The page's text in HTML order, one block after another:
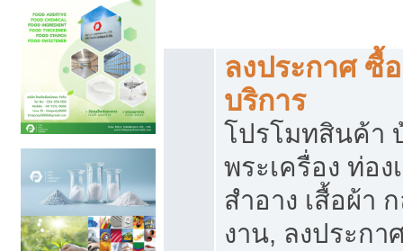
ลงประกาศ ซื้
บริการ
โปรโมทสินค้า
พระเครื่อง ท่อง
สำอาง เสื้อผ้า
งาน, ลงประก